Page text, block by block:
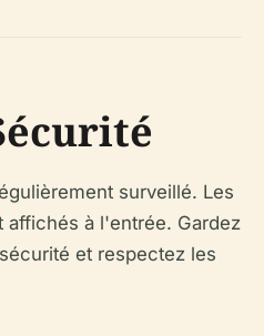
surveillé. Les
à l'entrée. Gardez
et respectez les